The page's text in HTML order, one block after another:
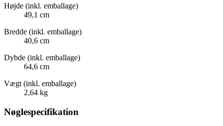
Højde (inkl. emballage)
49,1 cm
Bredde (inkl. emballage)
40,6 cm
Dybde (inkl. emballage)
64,6 cm
Vægt (inkl. emballage)
2,64 kg
Nøglespecifikation